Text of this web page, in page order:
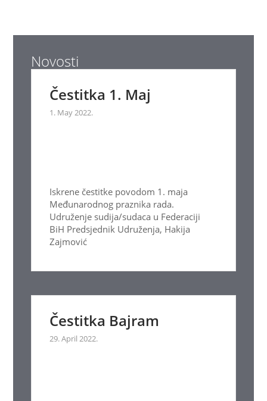
Novosti
Čestitka 1. Maj
1. May 2022.
Iskrene čestitke povodom 1. maja
Međunarodnog praznika rada.
Udruženje sudija/sudaca u Federaciji
BiH Predsjednik Udruženja, Hakija
Zajmović
Čestitka Bajram
29. April 2022.